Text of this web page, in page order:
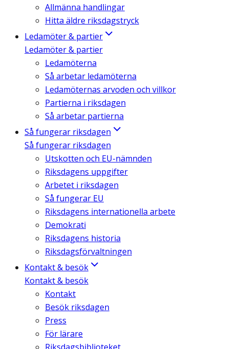
Allmänna handlingar
Hitta äldre riksdagstryck
Ledamöter & partier
Ledamöter & partier
Ledamöterna
Så arbetar ledamöterna
Ledamöternas arvoden och villkor
Partierna i riksdagen
Så arbetar partierna
Så fungerar riksdagen
Så fungerar riksdagen
Utskotten och EU-nämnden
Riksdagens uppgifter
Arbetet i riksdagen
Så fungerar EU
Riksdagens internationella arbete
Demokrati
Riksdagens historia
Riksdagsförvaltningen
Kontakt & besök
Kontakt & besök
Kontakt
Besök riksdagen
Press
För lärare